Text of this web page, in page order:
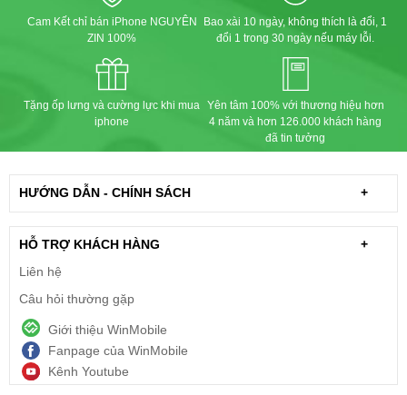
Cam Kết chỉ bán iPhone NGUYÊN
ZIN 100%
Bao xài 10 ngày, không thích là đổi, 1
đổi 1 trong 30 ngày nếu máy lỗi.
Tặng ốp lưng và cường lực khi mua
iphone
Yên tâm 100% với thương hiệu hơn
4 năm và hơn 126.000 khách hàng
đã tin tưởng
HƯỚNG DẪN - CHÍNH SÁCH +
HỖ TRỢ KHÁCH HÀNG
+
Liên hệ
Câu hỏi thường gặp
Giới thiệu WinMobile
Fanpage của WinMobile
Kênh Youtube